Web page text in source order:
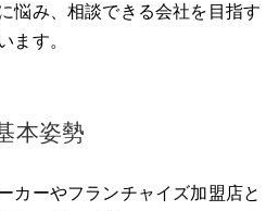
悩み、相談できる会社を目指す
ます。
本姿勢
カーやフランチャイズ加盟店と